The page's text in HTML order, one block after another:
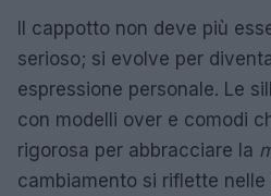
Il cappotto non deve più
serioso; si evolve per
espressione personale. Le
con modelli over e comodi
rigorosa per abbracciare la
cambiamento si riflette